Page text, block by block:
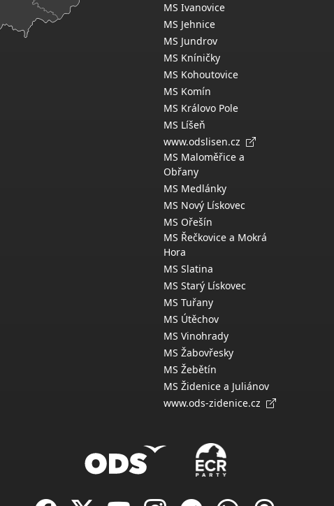
MS Ivanovice
MS Jehnice
MS Jundrov
MS Kníničky
MS Kohoutovice
MS Komín
MS Královo Pole
MS Líšeň
www.odslisen.cz
MS Maloměřice a
Obřany
MS Medlánky
MS Nový Lískovec
MS Ořešín
MS Řečkovice a Mokrá
Hora
MS Slatina
MS Starý Lískovec
MS Tuřany
MS Útěchov
MS Vinohrady
MS Žabovřesky
MS Žebětín
MS Židenice a Juliánov
www.ods-zidenice.cz